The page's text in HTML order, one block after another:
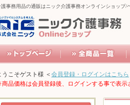
護事務用品の通販はニック介護事務オンラインショップ
うこそゲスト様 ＜ 会員登録・ログインはこちら
品価格は会員登録後、ログインする事で表示